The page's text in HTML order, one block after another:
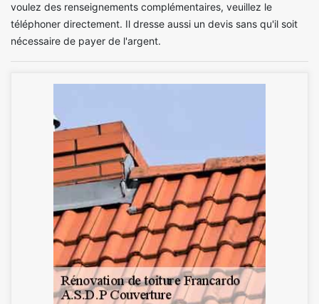
voulez des renseignements complémentaires, veuillez le
téléphoner directement. Il dresse aussi un devis sans qu'il soit
nécessaire de payer de l'argent.